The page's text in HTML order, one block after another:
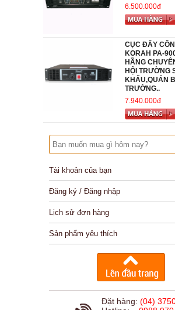
6.500.000đ
CỤC ĐẨY
KORAH PA-
HÃNG
HỘI TRƯỜNG
KHẤU,QUÁN
TRƯỜNG..
7.940.000đ
Tài khoản của bạn
Đăng ký / Đăng nhập
Lịch sử đơn hàng
Sản phẩm yêu thích
Đặt hàng: (04)